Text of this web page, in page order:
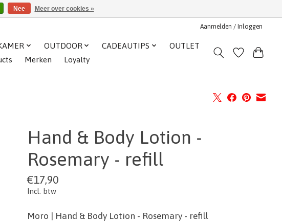
Aanmelden / Inloggen
OUTDOOR CADEAUTIPS
OUTLET
Merken Loyalty
Hand & Body Lotion -
Rosemary - refill
€17,90
Incl. btw
Moro | Hand & Body Lotion - Rosemary - refill
Nee Meer over cookies »